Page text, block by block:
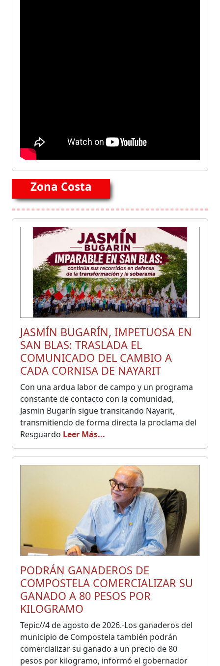
Zona Costa
JASMÍN BUGARÍN, IMPETUOSA EN
SAN BLAS: TRASLADA EL
COMUNICADO DEL CAMBIO A
CADA CORNISA DE NAYARIT
Con una ardua labor de campo y un programa
constante de contacto con la comunidad,
Jasmin Bugarín sigue transitando Nayarit,
transmitiendo de forma directa la proclama del
Resguardo Leer Más...
PODRÁN GANADEROS DE
COMPOSTELA COMERCIALIZAR SU
GANADO A 80 PESOS POR
KILOGRAMO
Tepic//4 de agosto de 2026.-Los ganaderos del
municipio de Compostela también podrán
comercializar su ganado a un precio de 80
pesos por kilogramo, informó el gobernador